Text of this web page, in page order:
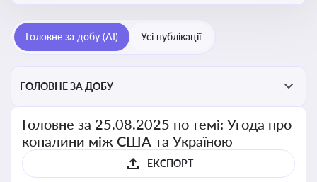
перспективи України
Головне за добу (AI) Усі публікації
ГОЛОВНЕ ЗА ДОБУ
Головне за 25.08.2025 по темі: Угода про
копалини між США та Україною
ЕКСПОРТ